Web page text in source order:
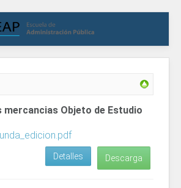
mercancias Objeto de Estudio
Descarga
Detalles